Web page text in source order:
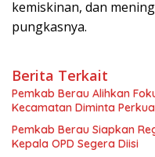
kemiskinan, dan
pungkasnya.
Berita Terkait
Pemkab Berau Alihkan
Kecamatan Diminta
Pemkab Berau Siapkan
Kepala OPD Segera Diisi